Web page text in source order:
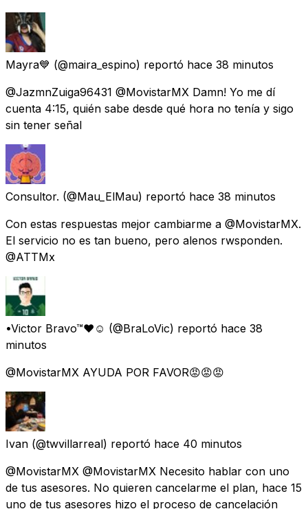
Mayra💙 (@maira_espino) reportó hace 38 minutos
@JazmnZuiga96431 @MovistarMX Damn! Yo me dí
cuenta 4:15, quién sabe desde qué hora no tenía y sigo
sin tener señal
Consultor. (@Mau_ElMau) reportó hace 38 minutos
Con estas respuestas mejor cambiarme a @MovistarMX.
El servicio no es tan bueno, pero alenos rwsponden.
@ATTMx
•Victor Bravo™♥☺ (@BraLoVic) reportó hace 38
minutos
@MovistarMX AYUDA POR FAVOR😡😡😡
Ivan (@twvillarreal) reportó hace 40 minutos
@MovistarMX @MovistarMX Necesito hablar con uno
de tus asesores. No quieren cancelarme el plan, hace 15
uno de tus asesores hizo el proceso de cancelación